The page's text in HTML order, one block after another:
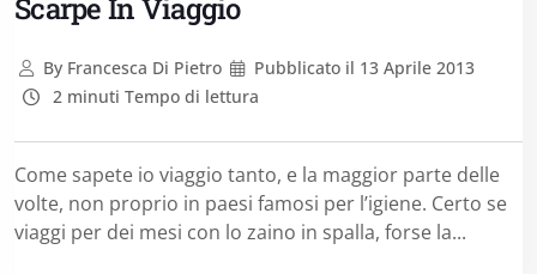
Scarpe In Viaggio
ByFrancesca Di Pietro Pubblicato il 13 Aprile 2013
2 minuti Tempo di lettura
Come sapete io viaggio tanto, e la maggior parte delle
volte, non proprio in paesi famosi per l’igiene. Certo se
viaggi per dei mesi con lo zaino in spalla, forse la...